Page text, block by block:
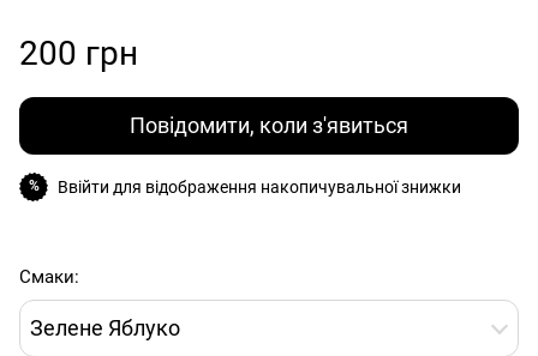
200 грн
Повідомити, коли з'явиться
% Ввійти для відображення накопичувальної знижки
Смаки:
Зелене Яблуко